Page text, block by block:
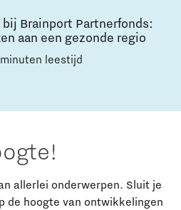
bij Brainport Partnerfonds:
aan een gezonde regio
leestijd
allerlei onderwerpen. Sluit je
de hoogte van ontwikkelingen